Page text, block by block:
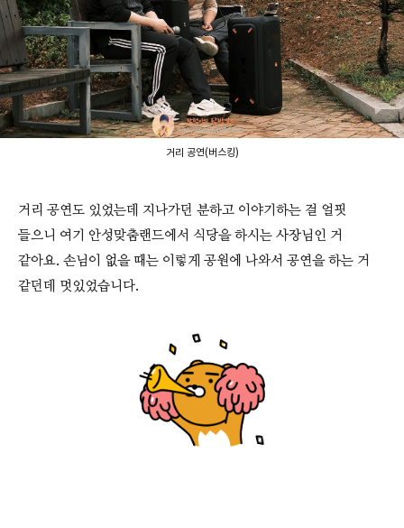
거리 공연(버스킹)
거리 공연도 있었는데 지나가던 분하고 이야기하는 걸 얼핏
들으니 여기 안성맞춤랜드에서 식당을 하시는 사장님인 거
같아요. 손님이 없을 때는 이렇게 공원에 나와서 공연을 하는 거
같던데 멋있었습니다.